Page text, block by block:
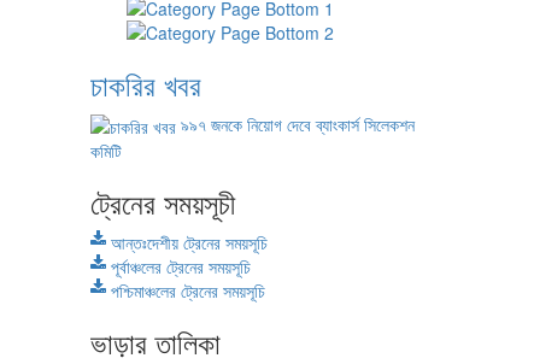
চাকরির খবর
৯৯৭ জনকে নিয়োগ দেবে ব্যাংকার্স সিলেকশন
কমিটি
ট্রেনের সময়সূচী
আন্তঃদেশীয় ট্রেনের সময়সূচি
পূর্বাঞ্চলের ট্রেনের সময়সূচি
পশ্চিমাঞ্চলের ট্রেনের সময়সূচি
ভাড়ার তালিকা